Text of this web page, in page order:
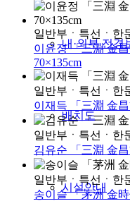
내·외부 전경
배치도
시설안내
일반부 ㆍ 특선 ㆍ 한
이윤정 「三淵 金
70×135cm
일반부 ㆍ 특선 ㆍ 한
이재득 「三淵 金
일반부 ㆍ 특선 ㆍ 한
김유순 「三淵 金
일반부 ㆍ 특선 ㆍ 한
송이슬 「茅洲 金